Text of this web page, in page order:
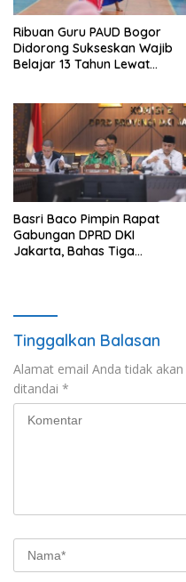
Ribuan Guru PAUD Bogor
Didorong Sukseskan Wajib
Belajar 13 Tahun Lewat
Basri Baco Pimpin Rapat
Gabungan DPRD DKI
Jakarta, Bahas Tiga
Tinggalkan Balasan
Alamat email Anda tidak akan
ditandai *